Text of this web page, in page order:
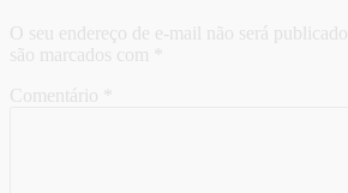
O seu endereço de e-mail não será publicado.
são marcados com
Comentário